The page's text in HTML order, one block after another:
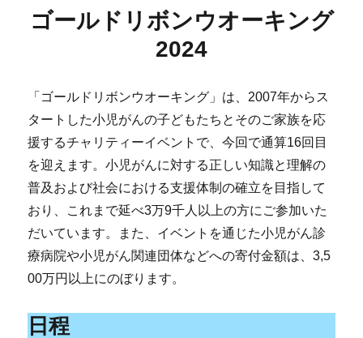
ゴールドリボンウオーキング
2024
「ゴールドリボンウオーキング」は、2007年からス
タートした小児がんの子どもたちとそのご家族を応
援するチャリティーイベントで、今回で通算16回目
を迎えます。小児がんに対する正しい知識と理解の
普及および社会における支援体制の確立を目指して
おり、これまで延べ3万9千人以上の方にご参加いた
だいています。また、イベントを通じた小児がん診
療病院や小児がん関連団体などへの寄付金額は、3,5
00万円以上にのぼります。
日程